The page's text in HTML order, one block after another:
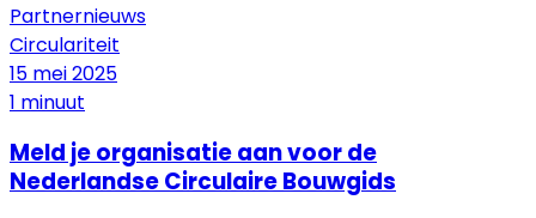
Partnernieuws
Circulariteit
15 mei 2025
1 minuut
Meld je organisatie aan voor de
Nederlandse Circulaire Bouwgids